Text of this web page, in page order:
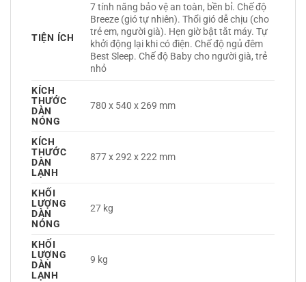
TIỆN ÍCH
7 tính năng bảo vệ an toàn, bền bỉ. Chế độ
Breeze (gió tự nhiên). Thổi gió dễ chịu (cho
trẻ em, người già). Hẹn giờ bật tắt máy. Tự
khởi động lại khi có điện. Chế độ ngủ đêm
Best Sleep. Chế độ Baby cho người già, trẻ
nhỏ
KÍCH
THƯỚC
DÀN
NÓNG
780 x 540 x 269 mm
KÍCH
THƯỚC
DÀN
LẠNH
877 x 292 x 222 mm
KHỐI
LƯỢNG
DÀN
NÓNG
27 kg
KHỐI
LƯỢNG
DÀN
LẠNH
9 kg